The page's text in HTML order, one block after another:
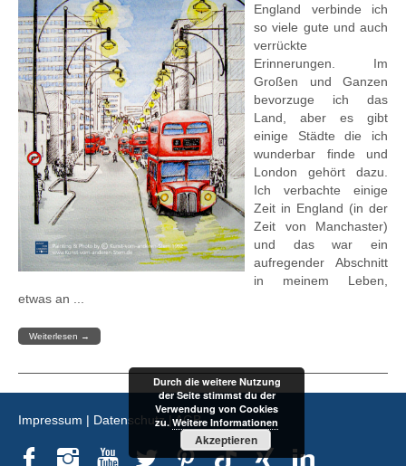
England verbinde ich
so viele gute und auch
verrückte
Erinnerungen. Im
Großen und Ganzen
bevorzuge ich das
Land, aber es gibt
einige Städte die ich
wunderbar finde und
London gehört dazu.
Ich verbachte einige
Zeit in England (in der
Zeit von Manchaster)
und das war ein
aufregender Abschnitt
in meinem Leben,
etwas an ...
Weiterlesen →
Impressum | Datenschutz|AGB
Durch die weitere Nutzung
der Seite stimmst du der
Verwendung von Cookies
zu. Weitere Informationen
Akzeptieren